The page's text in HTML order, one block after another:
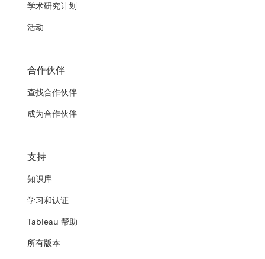
学术研究计划
活动
合作伙伴
查找合作伙伴
成为合作伙伴
支持
知识库
学习和认证
Tableau 帮助
所有版本